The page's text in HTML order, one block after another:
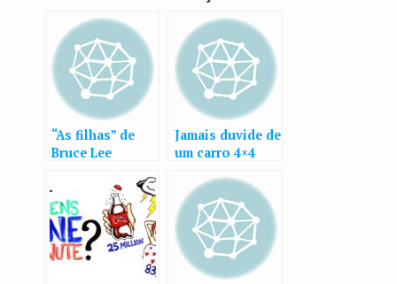
“As filhas” de
Bruce Lee
Jamais duvide de
um carro 4×4